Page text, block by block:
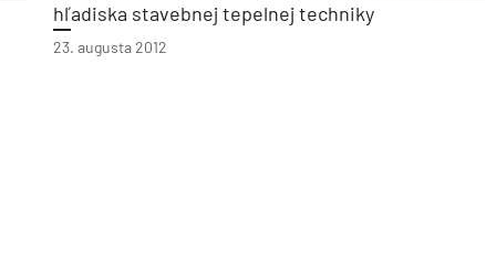
hľadiska stavebnej tepelnej techniky
23. augusta 2012